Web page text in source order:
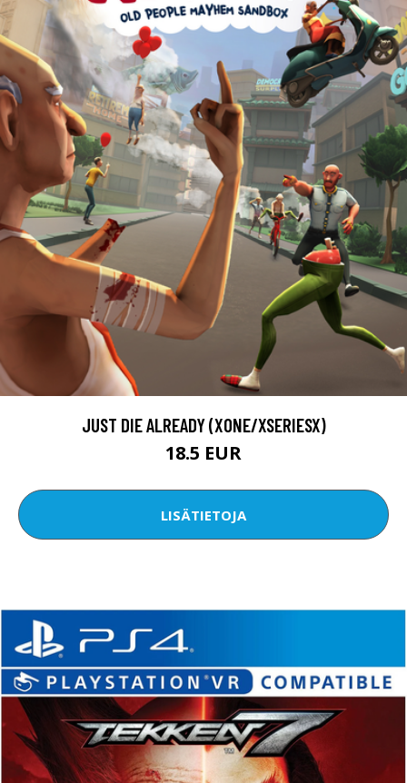
JUST DIE ALREADY (XONE/XSERIESX)
18.5 EUR
LISÄTIETOJA